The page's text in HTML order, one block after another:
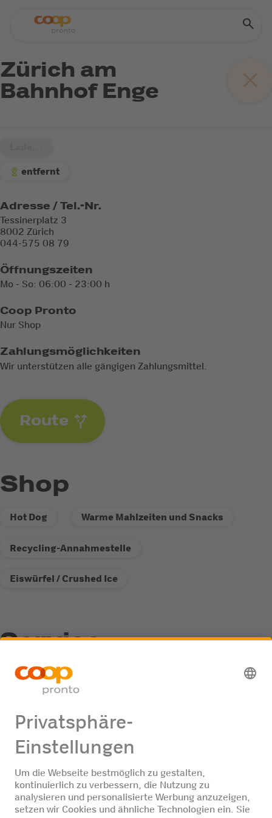
Zürich am
Bahnhof Enge
entfernt
Adresse / Tel.-Nr.
Tessinerplatz 3
8002 Zürich
044-575 08 79
Öffnungszeiten
Mo - So: 06:00 - 23:00 h
Coop Pronto
Nur Shop
Zahlungsmöglichkeiten
Wir unterstützen alle gängigen Zahlungsmittel.
Route
Shop
Hot Dog Warme Mahlzeiten und Snacks
Recycling-Annahmestelle
Eiswürfel / Crushed Ice
Service
Recycling-Annahmestelle
Jobangebote